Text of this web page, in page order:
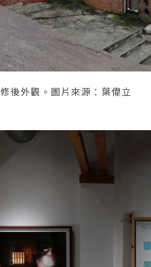
後外觀。圖片來源：葉偉立